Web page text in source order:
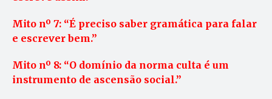
Mito nº 7: “É preciso saber gramática para falar
e escrever bem.”
Mito nº 8: “O domínio da norma culta é um
instrumento de ascensão social.”